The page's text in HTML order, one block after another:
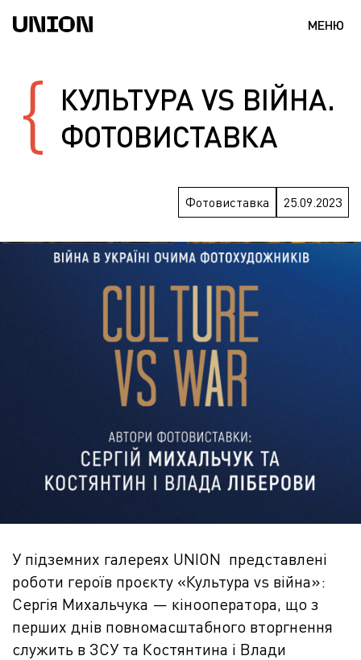
МЕНЮ
КУЛЬТУРА VS ВІЙНА.
ФОТОВИСТАВКА
Фотовиставка 25.09.2023
У підземних галереях UNION представлені
роботи героїв проєкту «Культура vs війна»:
Сергія Михальчука — кінооператора, що з
перших днів повномасштабного вторгнення
служить в ЗСУ та Костянтина і Влади